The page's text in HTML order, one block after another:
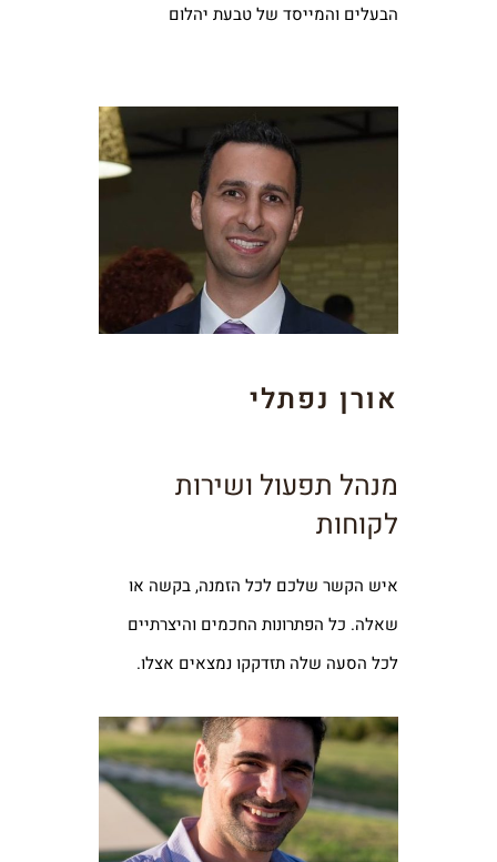
הבעלים והמייסד של טבעת יהלום
אורן נפתלי
מנהל תפעול ושירות
לקוחות
איש הקשר שלכם לכל הזמנה, בקשה או
שאלה. כל הפתרונות החכמים והיצרתיים
לכל הסעה שלה תזדקקו נמצאים אצלו.